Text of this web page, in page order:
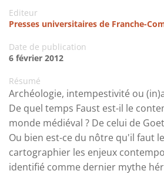
Editeur
Presses universitaires de Franche-
Date de publication
6 février 2012
Résumé
Archéologie, intempestivité ou
De quel temps Faust est-il le
monde médiéval ? De celui de
Ou bien est-ce du nôtre qu'il faut
cartographier les enjeux
identifié comme dernier mythe